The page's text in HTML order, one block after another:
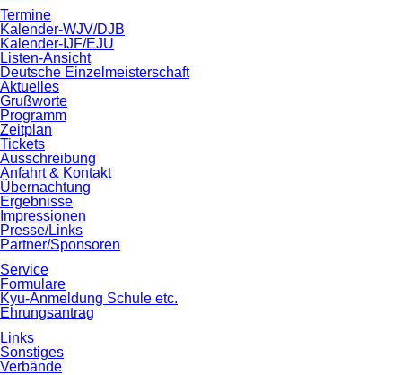
Termine
Kalender-WJV/DJB
Kalender-IJF/EJU
Listen-Ansicht
Deutsche Einzelmeisterschaft
Aktuelles
Grußworte
Programm
Zeitplan
Tickets
Ausschreibung
Anfahrt & Kontakt
Übernachtung
Ergebnisse
Impressionen
Presse/Links
Partner/Sponsoren
Service
Formulare
Kyu‐Anmeldung Schule etc.
Ehrungsantrag
Links
Sonstiges
Verbände